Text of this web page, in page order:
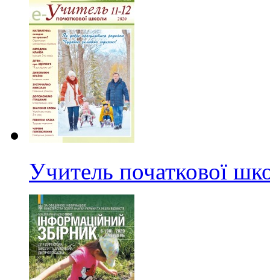
Учитель початкової